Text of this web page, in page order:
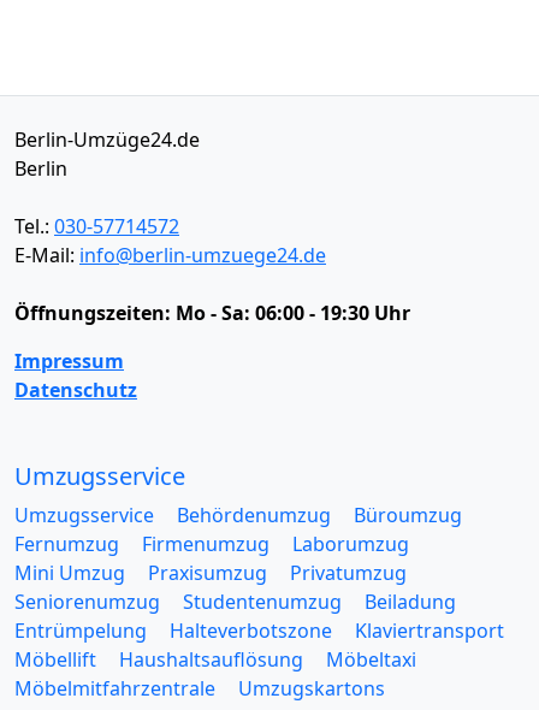
Berlin-Umzüge24.de
Berlin
Tel.: 030-57714572
E-Mail: info@berlin-umzuege24.de
Öffnungszeiten: Mo - Sa: 06:00 - 19:30 Uhr
Impressum
Datenschutz
Umzugsservice
Umzugsservice Behördenumzug
Büroumzug
Fernumzug
Firmenumzug
Laborumzug
Mini Umzug
Praxisumzug
Privatumzug
Seniorenumzug
Studentenumzug
Beiladung
Entrümpelung
Halteverbotszone
Klaviertransport
Möbellift
Haushaltsauflösung
Möbeltaxi
Möbelmitfahrzentrale
Umzugskartons